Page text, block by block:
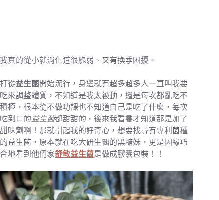
我真的從小就消化道很脆弱、又有換季困擾。
打從益生菌開始流行，身邊就有超多超多人一直叫我要
吃來調整體質，不知道是我太被動，還是每次都亂吃不
積極，根本從不做功課也不知道自己是吃了什麼，每次
吃到口的 益生菌都甜甜的，後來我看書才知道那是加了
甜味劑啊！那就引起我的好奇心，想要找尋有專利菌種
的益生菌，原本就在吃大研生醫的黑糖妹，更是因緣巧
合地看到他們家舒敏益生菌是做成膠囊包裝！！